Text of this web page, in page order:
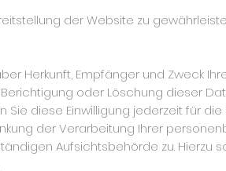
der Website zu
Herkunft, Empfänger und Zweck
oder Löschung dieser
diese Einwilligung jederzeit für
der Verarbeitung Ihrer
Aufsichtsbehörde zu. Hierzu